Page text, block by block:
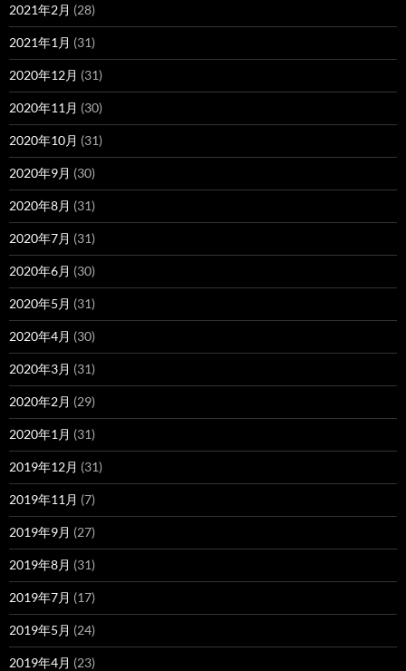
2021年2月 (28)
2021年1月 (31)
2020年12月 (31)
2020年11月 (30)
2020年10月 (31)
2020年9月 (30)
2020年8月 (31)
2020年7月 (31)
2020年6月 (30)
2020年5月 (31)
2020年4月 (30)
2020年3月 (31)
2020年2月 (29)
2020年1月 (31)
2019年12月 (31)
2019年11月 (7)
2019年9月 (27)
2019年8月 (31)
2019年7月 (17)
2019年5月 (24)
2019年4月 (23)